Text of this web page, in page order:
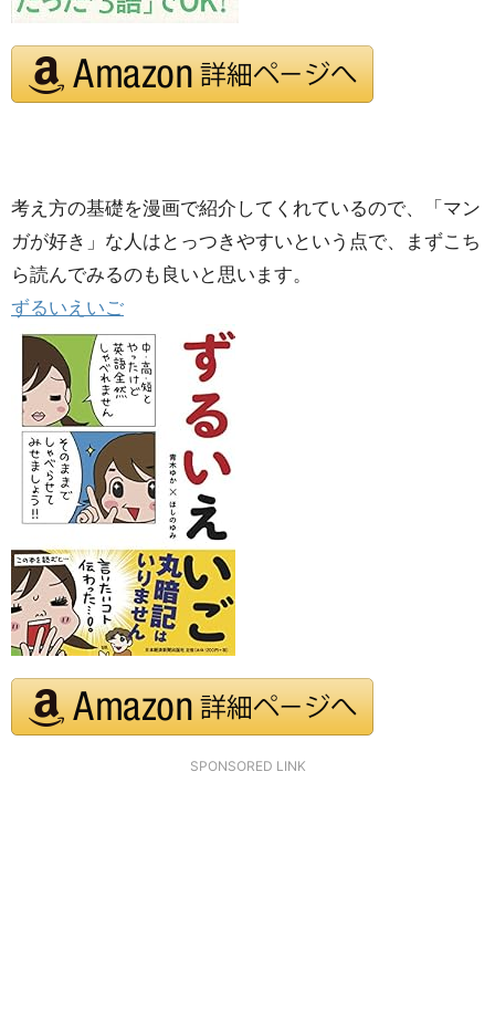
考え方の基礎を漫画で紹介してくれているので、「マン
ガが好き」な人はとっつきやすいという点で、まずこち
ら読んでみるのも良いと思います。
ずるいえいご
SPONSORED LINK